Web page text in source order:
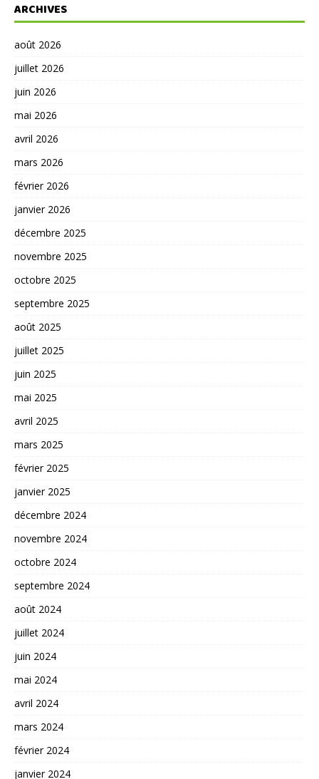
ARCHIVES
août 2026
juillet 2026
juin 2026
mai 2026
avril 2026
mars 2026
février 2026
janvier 2026
décembre 2025
novembre 2025
octobre 2025
septembre 2025
août 2025
juillet 2025
juin 2025
mai 2025
avril 2025
mars 2025
février 2025
janvier 2025
décembre 2024
novembre 2024
octobre 2024
septembre 2024
août 2024
juillet 2024
juin 2024
mai 2024
avril 2024
mars 2024
février 2024
janvier 2024